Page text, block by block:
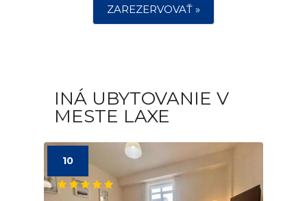
ZAREZERVOVAŤ »
INÁ UBYTOVANIE V
MESTE LAXE
10